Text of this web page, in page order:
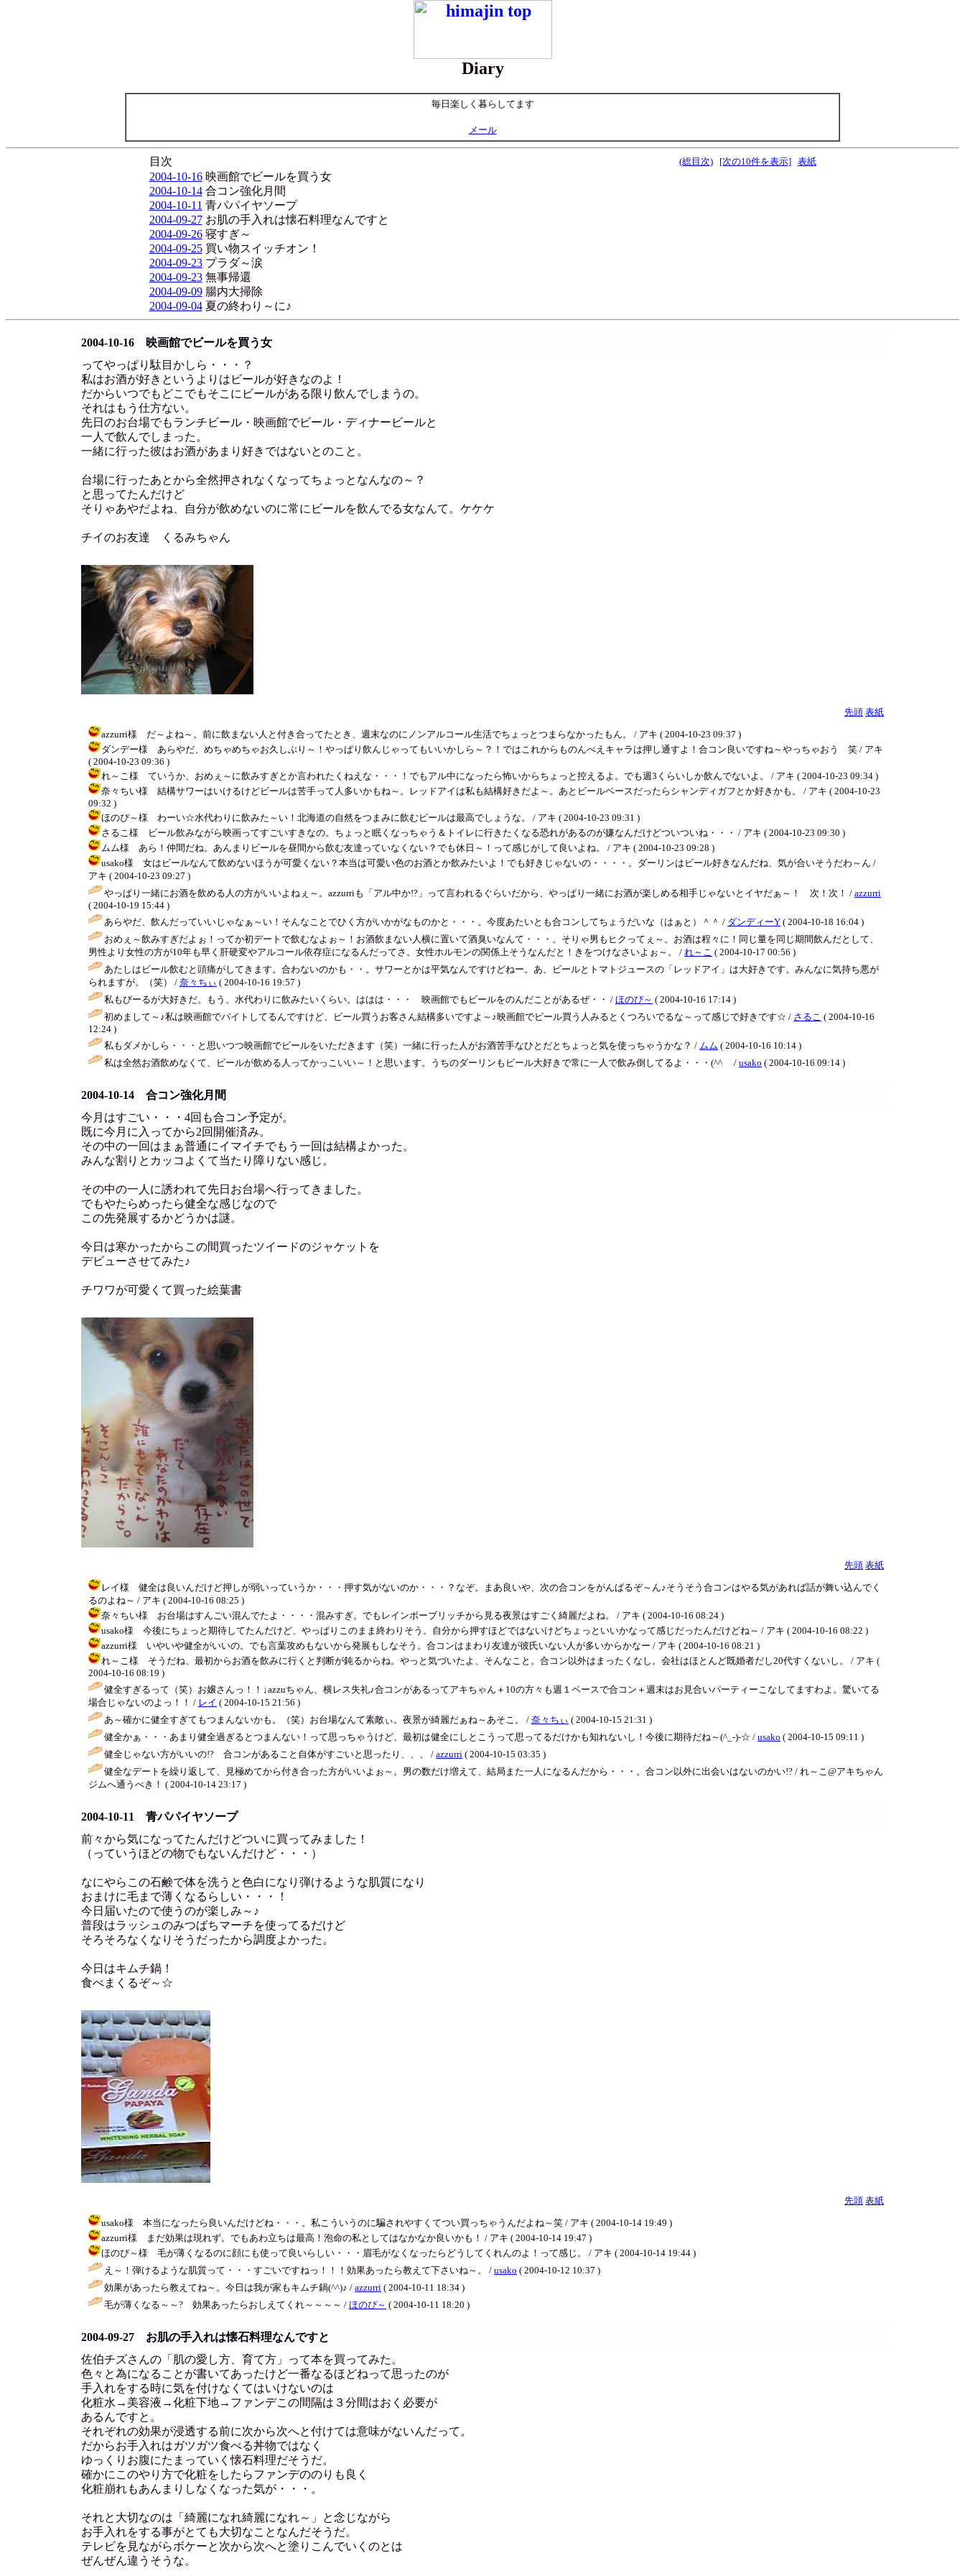
Diary
毎日楽しく暮らしてます
メール
目次 (総目次) [次の10件を表示] 表紙
2004-10-16映画館でビールを買う女
2004-10-14合コン強化月間
2004-10-11 青パパイヤソープ
2004-09-27お肌の手入れは懐石料理なんですと
2004-09-26寝すぎ～
2004-09-25買い物スイッチオン！
2004-09-23プラダ～涙
2004-09-23無事帰還
2004-09-09腸内大掃除
2004-09-04夏の終わり～に♪
2004-10-16 映画館でビールを買う女
ってやっぱり駄目かしら・・・？
私はお酒が好きというよりはビールが好きなのよ！
だからいつでもどこでもそこにビールがある限り飲んでしまうの。
それはもう仕方ない。
先日のお台場でもランチビール・映画館でビール・ディナービールと
一人で飲んでしまった。
一緒に行った彼はお酒があまり好きではないとのこと。
台場に行ったあとから全然押されなくなってちょっとなんなの～？
と思ってたんだけど
そりゃあやだよね、自分が飲めないのに常にビールを飲んでる女なんて。ケケケ
チイのお友達 くるみちゃん
先頭 表紙
azzurri様 だ～よね～。前に飲まない人と付き合ってたとき、週末なのにノンアルコール生活でちょっとつまらなかったもん。 / アキ ( 2004-10-23 09:37 )
ダンデー様 あらやだ、めちゃめちゃお久しぶり～！やっぱり飲んじゃってもいいかしら～？！ではこれからものんべえキャラは押し通すよ！合コン良いですね～やっちゃおう 笑 / アキ
( 2004-10-23 09:36 )
れ～こ様 ていうか、おめぇ～に飲みすぎとか言われたくねえな・・・！でもアル中になったら怖いからちょっと控えるよ。でも週3くらいしか飲んでないよ。 / アキ ( 2004-10-23 09:34 )
奈々ちい様 結構サワーはいけるけどビールは苦手って人多いかもね～。レッドアイは私も結構好きだよ～。あとビールベースだったらシャンディガフとか好きかも。 / アキ ( 2004-10-23
09:32 )
ほのぴ～様 わーい☆水代わりに飲みた～い！北海道の自然をつまみに飲むビールは最高でしょうな。 / アキ ( 2004-10-23 09:31 )
さるこ様 ビール飲みながら映画ってすごいすきなの。ちょっと眠くなっちゃう＆トイレに行きたくなる恐れがあるのが嫌なんだけどついついね・・・ / アキ ( 2004-10-23 09:30 )
ムム様 あら！仲間だね。あんまりビールを昼間から飲む友達っていなくない？でも休日～！って感じがして良いよね。 / アキ ( 2004-10-23 09:28 )
usako様 女はビールなんて飲めないほうが可愛くない？本当は可愛い色のお酒とか飲みたいよ！でも好きじゃないの・・・・。ダーリンはビール好きなんだね、気が合いそうだわ～ん /
アキ ( 2004-10-23 09:27 )
やっぱり一緒にお酒を飲める人の方がいいよねぇ～。azzurriも「アル中か!?」って言われるぐらいだから、やっぱり一緒にお酒が楽しめる相手じゃないとイヤだぁ～！ 次！次！ / azzurri
( 2004-10-19 15:44 )
あらやだ、飲んだっていいじゃなぁ～い！そんなことでひく方がいかがなものかと・・・。今度あたいとも合コンしてちょうだいな（はぁと）＾＾ / ダンディーY ( 2004-10-18 16:04 )
おめぇ～飲みすぎだよぉ！ってか初デートで飲むなよぉ～！お酒飲まない人横に置いて酒臭いなんて・・・。そりゃ男もヒクってぇ～。お酒は程々に！同じ量を同じ期間飲んだとして、
男性より女性の方が10年も早く肝硬変やアルコール依存症になるんだってさ。女性ホルモンの関係上そうなんだと！きをつけなさいよぉ～。 / れ～こ ( 2004-10-17 00:56 )
あたしはビール飲むと頭痛がしてきます。合わないのかも・・。サワーとかは平気なんですけどねー。あ、ビールとトマトジュースの「レッドアイ」は大好きです。みんなに気持ち悪が
られますが。（笑） / 奈々ちぃ ( 2004-10-16 19:57 )
私もびーるが大好きだ。もう、水代わりに飲みたいくらい。ははは・・・ 映画館でもビールをのんだことがあるぜ・・ / ほのぴ～ ( 2004-10-16 17:14 )
初めまして～♪私は映画館でバイトしてるんですけど、ビール買うお客さん結構多いですよ～♪映画館でビール買う人みるとくつろいでるな～って感じで好きです☆ / さるこ ( 2004-10-16
12:24 )
私もダメかしら・・・と思いつつ映画館でビールをいただきます（笑）一緒に行った人がお酒苦手なひとだとちょっと気を使っちゃうかな？ / ムム ( 2004-10-16 10:14 )
私は全然お酒飲めなくて、ビールが飲める人ってかっこいい～！と思います。うちのダーリンもビール大好きで常に一人で飲み倒してるよ・・・(^^ゞ / usako ( 2004-10-16 09:14 )
2004-10-14 合コン強化月間
今月はすごい・・・4回も合コン予定が。
既に今月に入ってから2回開催済み。
その中の一回はまぁ普通にイマイチでもう一回は結構よかった。
みんな割りとカッコよくて当たり障りない感じ。
その中の一人に誘われて先日お台場へ行ってきました。
でもやたらめったら健全な感じなので
この先発展するかどうかは謎。
今日は寒かったからこの間買ったツイードのジャケットを
デビューさせてみた♪
チワワが可愛くて買った絵葉書
先頭 表紙
レイ様 健全は良いんだけど押しが弱いっていうか・・・押す気がないのか・・・？なぞ。まあ良いや、次の合コンをがんばるぞ～ん♪そうそう合コンはやる気があれば話が舞い込んでく
るのよね～ / アキ ( 2004-10-16 08:25 )
奈々ちい様 お台場はすんごい混んでたよ・・・・混みすぎ。でもレインボーブリッチから見る夜景はすごく綺麗だよね。 / アキ ( 2004-10-16 08:24 )
usako様 今後にちょっと期待してたんだけど、やっぱりこのまま終わりそう。自分から押すほどではないけどちょっといいかなって感じだったんだけどね～ / アキ ( 2004-10-16 08:22 )
azzurri様 いやいや健全がいいの。でも言葉攻めもないから発展もしなそう。合コンはまわり友達が彼氏いない人が多いからかなー / アキ ( 2004-10-16 08:21 )
れ～こ様 そうだね、最初からお酒を飲みに行くと判断が鈍るからね。やっと気づいたよ、そんなこと。合コン以外はまったくなし。会社はほとんど既婚者だし20代すくないし。 / アキ (
2004-10-16 08:19 )
健全すぎるって（笑）お嬢さんっ！！↓azzuちゃん、横レス失礼♪合コンがあるってアキちゃん＋10の方々も週１ペースで合コン＋週末はお見合いパーティーこなしてますわよ。驚いてる
場合じゃないのよっ！！ / レイ ( 2004-10-15 21:56 )
あ～確かに健全すぎてもつまんないかも。（笑）お台場なんて素敵ぃ。夜景が綺麗だぁね～あそこ。 / 奈々ちぃ ( 2004-10-15 21:31 )
健全かぁ・・・あまり健全過ぎるとつまんない！って思っちゃうけど、最初は健全にしとこうって思ってるだけかも知れないし！今後に期待だね～(^_-)-☆ / usako ( 2004-10-15 09:11 )
健全じゃない方がいいの!? 合コンがあること自体がすごいと思ったり、、、 / azzurri ( 2004-10-15 03:35 )
健全なデートを繰り返して、見極めてから付き合った方がいいよぉ～。男の数だけ増えて、結局また一人になるんだから・・・。合コン以外に出会いはないのかい!? / れ～こ@アキちゃん
ジムへ通うべき！ ( 2004-10-14 23:17 )
2004-10-11 青パパイヤソープ
前々から気になってたんだけどついに買ってみました！
（っていうほどの物でもないんだけど・・・）
なにやらこの石鹸で体を洗うと色白になり弾けるような肌質になり
おまけに毛まで薄くなるらしい・・・！
今日届いたので使うのが楽しみ～♪
普段はラッシュのみつばちマーチを使ってるだけど
そろそろなくなりそうだったから調度よかった。
今日はキムチ鍋！
食べまくるぞ～☆
先頭 表紙
usako様 本当になったら良いんだけどね・・・。私こういうのに騙されやすくてつい買っちゃうんだよね～笑 / アキ ( 2004-10-14 19:49 )
azzurri様 まだ効果は現れず。でもあわ立ちは最高！泡命の私としてはなかなか良いかも！ / アキ ( 2004-10-14 19:47 )
ほのぴ～様 毛が薄くなるのに顔にも使って良いらしい・・・眉毛がなくなったらどうしてくれんのよ！って感じ。 / アキ ( 2004-10-14 19:44 )
え～！弾けるような肌質って・・・すごいですねっ！！！効果あったら教えて下さいね～。 / usako ( 2004-10-12 10:37 )
効果があったら教えてね～。今日は我が家もキムチ鍋(^^)♪ / azzurri ( 2004-10-11 18:34 )
毛が薄くなる～～? 効果あったらおしえてくれ～～～～ / ほのぴ～ ( 2004-10-11 18:20 )
2004-09-27 お肌の手入れは懐石料理なんですと
佐伯チズさんの「肌の愛し方、育て方」って本を買ってみた。
色々と為になることが書いてあったけど一番なるほどねって思ったのが
手入れをする時に気を付けなくてはいけないのは
化粧水→美容液→化粧下地→ファンデこの間隔は３分間はおく必要が
あるんですと。
それぞれの効果が浸透する前に次から次へと付けては意味がないんだって。
だからお手入れはガツガツ食べる丼物ではなく
ゆっくりお腹にたまっていく懐石料理だそうだ。
確かにこのやり方で化粧をしたらファンデののりも良く
化粧崩れもあんまりしなくなった気が・・・。
それと大切なのは「綺麗になれ綺麗になれ～」と念じながら
お手入れをする事がとても大切なことなんだそうだ。
テレビを見ながらボケーと次から次へと塗りこんでいくのとは
ぜんぜん違うそうな。